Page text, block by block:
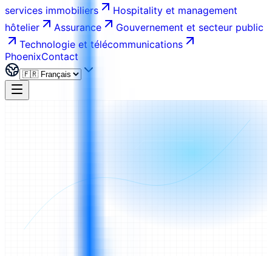
services immobiliers
Hospitality et management
hôtelier
Assurance
Gouvernement et secteur public
Technologie et télécommunications
PhoenixContact